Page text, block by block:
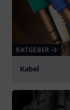
RATGEBER
Kabel